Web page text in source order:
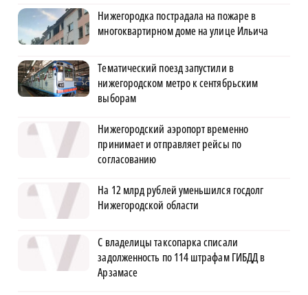
Нижегородка пострадала на пожаре в
многоквартирном доме на улице Ильича
Тематический поезд запустили в
нижегородском метро к сентябрьским
выборам
Нижегородский аэропорт временно
принимает и отправляет рейсы по
согласованию
На 12 млрд рублей уменьшился госдолг
Нижегородской области
С владелицы таксопарка списали
задолженность по 114 штрафам ГИБДД в
Арзамасе